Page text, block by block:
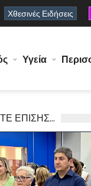
Χθεσινές Ειδήσεις
Υγεία
ΕΠΙΣΗΣ...